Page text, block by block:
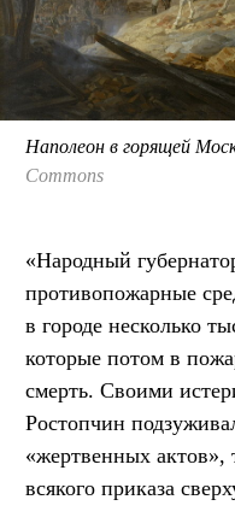
Наполеон в горящей
Commons
«Народный
противопожарные
в городе несколько
которые потом в
смерть. Своими
Ростопчин
«жертвенных
всякого приказа